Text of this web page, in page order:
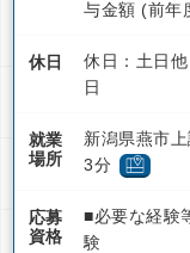
与金額 (前年
休日
休日：土日
日
就業
場所
新潟県燕市
3分
応募
資格
■必要な経験
験